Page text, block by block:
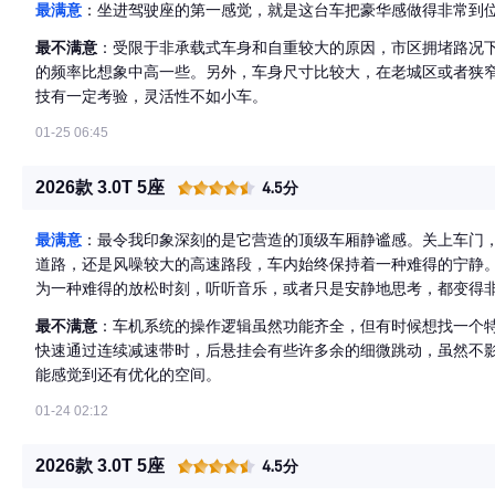
最满意 ：坐进驾驶座的第一感觉，就是这台车把豪华感做得非常
最不满意 ：受限于非承载式车身和自重较大的原因，市区拥堵路
的频率比想象中高一些。另外，车身尺寸比较大，在老城区或者
技有一定考验，灵活性不如小车。
01-25 06:45
2026款 3.0T 5座 4.5分
最满意 ：最令我印象深刻的是它营造的顶级车厢静谧感。关上车
道路，还是风噪较大的高速路段，车内始终保持着一种难得的宁静
为一种难得的放松时刻，听听音乐，或者只是安静地思考，都变得
最不满意 ：车机系统的操作逻辑虽然功能齐全，但有时候想找一
快速通过连续减速带时，后悬挂会有些许多余的细微跳动，虽然不
能感觉到还有优化的空间。
01-24 02:12
2026款 3.0T 5座 4.5分